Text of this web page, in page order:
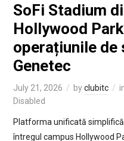
SoFi Stadium
Hollywood
operațiunile de
Genetec
July 21, 2026 byclubitc
Disabled
Platforma unificată
întregul campus Hollywood